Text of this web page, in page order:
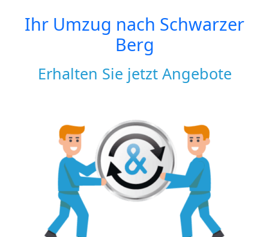
Ihr Umzug nach Schwarzer
Berg
Erhalten Sie jetzt Angebote